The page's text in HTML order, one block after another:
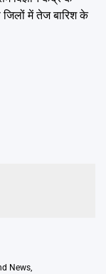
में तेज बारिश के
News,